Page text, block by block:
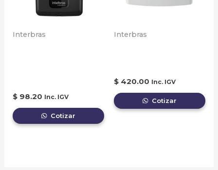
Interbras
$ 98.20 Inc. IGV
Cotizar
Interbras
$ 420.00 Inc. IGV
Cotizar